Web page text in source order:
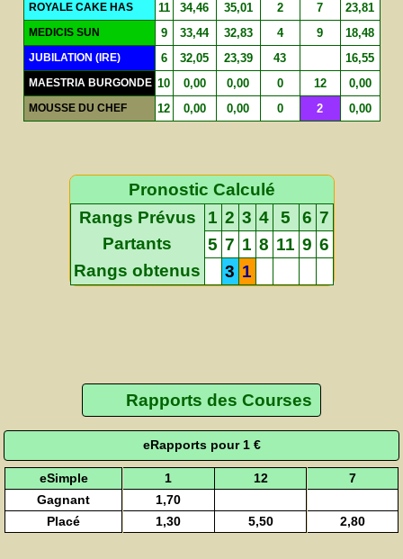
ROYALE CAKE HAS 11 34,46 35,01 2 7 23,81
MEDICIS SUN 9 33,44 32,83 4 9 18,48
JUBILATION (IRE) 6 32,05 23,39 43 16,55
MAESTRIA BURGONDE 10 0,00 0,00 0 12 0,00
MOUSSE DU CHEF 12 0,00 0,00 0 2 0,00
Pronostic Calculé
Rangs Prévus
1 2 3 4 5 6 7
Partants
5 7 1 8 11 9 6
Rangs obtenus
3 1
Rapports des Courses
eRapports pour 1 €
eSimple 1 12
7
Gagnant
1,70
Placé
1,30 5,50 2,80